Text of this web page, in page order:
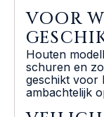
VOOR
Houten
schuren en
geschikt voor
ambachtelijk